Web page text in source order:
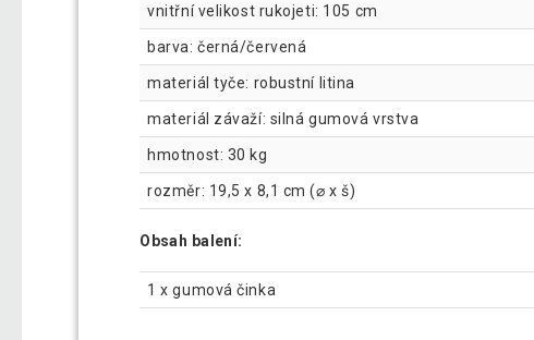
vnitřní velikost rukojeti: 105 cm
barva: černá/červená
materiál tyče: robustní litina
materiál závaží: silná gumová vrstva
hmotnost: 30 kg
rozměr: 19,5 x 8,1 cm (⌀ x š)
Obsah balení:
1 x gumová činka